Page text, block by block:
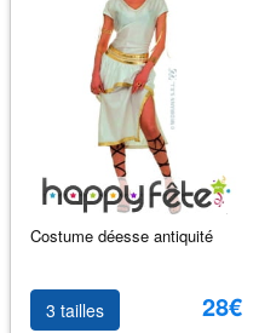
Costume déesse antiquité
3 tailles 28€